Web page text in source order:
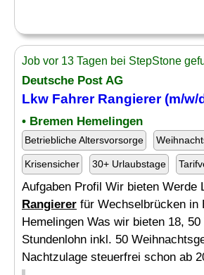
Job vor 13 Tagen bei StepStone
Deutsche Post AG
Lkw Fahrer Rangierer(m/w/
• Bremen Hemelingen
Betriebliche Altersvorsorge
Krisensicher 30+ Urlaubstage
Aufgaben Profil Wir bieten Werde
Rangierer für Wechselbrücken in
Hemelingen Was wir bieten 18, 50
Stundenlohn inkl. 50
Nachtzulage steuerfrei schon ab